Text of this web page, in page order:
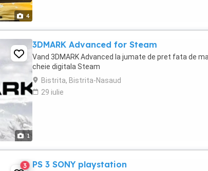
4
1
3DMARK Advanced for Steam
Vand 3DMARK Advanced la jumate de pret fata de
cheie digitala Steam
Bistrita, Bistrita-Nasaud
29 iulie
3 PS 3 SONY playstation